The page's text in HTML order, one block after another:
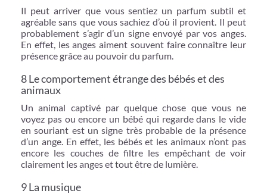
Il peut arriver que vous sentiez un parfum subtil et
agréable sans que vous sachiez d’où il provient. Il peut
probablement s’agir d’un signe envoyé par vos anges.
En effet, les anges aiment souvent faire connaître leur
présence grâce au pouvoir du parfum.
8 Le comportement étrange des bébés et des
animaux
Un animal captivé par quelque chose que vous ne
voyez pas ou encore un bébé qui regarde dans le vide
en souriant est un signe très probable de la présence
d’un ange. En effet, les bébés et les animaux n’ont pas
encore les couches de filtre les empêchant de voir
clairement les anges et tout être de lumière.
9 La musique